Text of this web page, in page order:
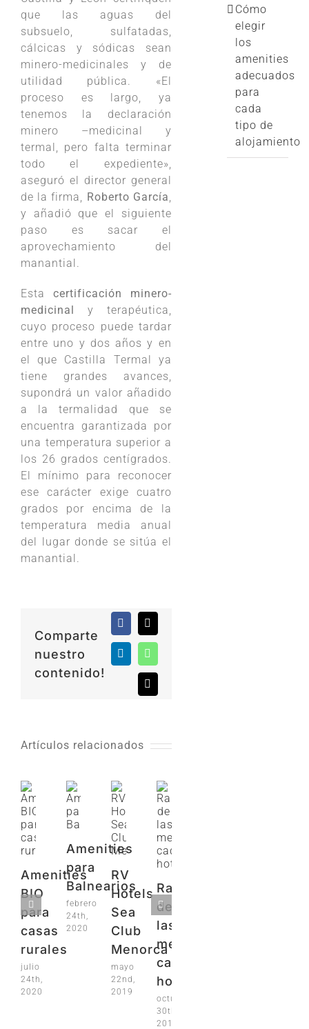
que las aguas del
subsuelo, sulfatadas,
cálcicas y sódicas sean
minero-medicinales y de
utilidad pública. «El
proceso es largo, ya
tenemos la declaración
minero –medicinal y
termal, pero falta terminar
todo el expediente»,
aseguró el director general
de la firma, Roberto García,
y añadió que el siguiente
paso es sacar el
aprovechamiento del
manantial.
Esta certificación minero-
medicinal
y terapéutica,
cuyo proceso puede tardar
entre uno y dos años y en
el que Castilla Termal ya
tiene grandes avances,
supondrá un valor añadido
a la termalidad que se
encuentra garantizada por
una temperatura superior a
los 26 grados centígrados.
El mínimo para reconocer
ese carácter exige cuatro
grados por encima de la
temperatura media anual
del lugar donde se sitúa el
manantial.
Comparte
nuestro
contenido!
Facebook
X
LinkedInWhatsApp
Correo
electrónico
Artículos relacionados
Amenities
BIO
para
casas
rurales
julio
24th,
2020
Amenities
para
Balnearios
febrero
24th,
2020
RV
Hotels
Sea
Club
Menorca
mayo
22nd,
2019
Ranking
de
las
mejores
cadenas
hoteleras
octubre
30th,
2018
Cómo
elegir
los
amenities
adecuados
para
cada
tipo de
alojamiento